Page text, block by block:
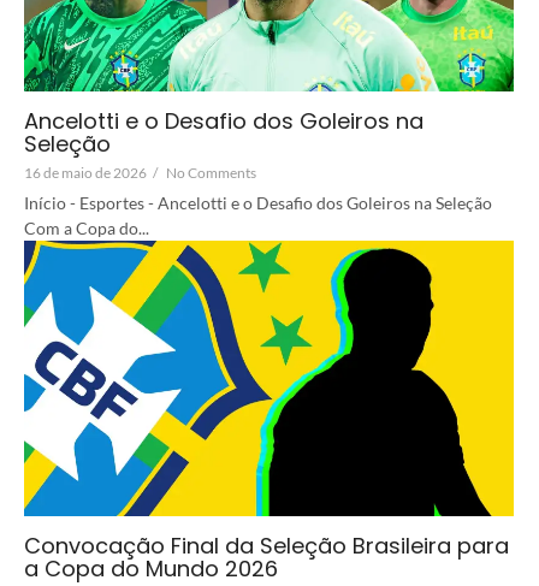
Ancelotti e o Desafio dos Goleiros na
Seleção
16 de maio de 2026 / No Comments
Início - Esportes - Ancelotti e o Desafio dos Goleiros na Seleção
Com a Copa do...
Convocação Final da Seleção Brasileira para
a Copa do Mundo 2026